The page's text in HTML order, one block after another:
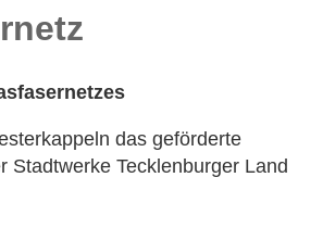
das geförderte
Stadtwerke Tecklenburger Land